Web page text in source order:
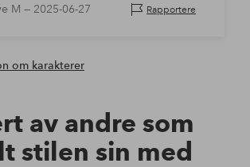
M — 2025-06-27 Rapportere
om karakterer
av andre som
stilen sin med